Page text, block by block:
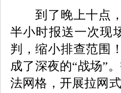
到了晚上十点，
半小时报送一次现
判，缩小排查范围
成了深夜的“战场”
法网格，开展拉网